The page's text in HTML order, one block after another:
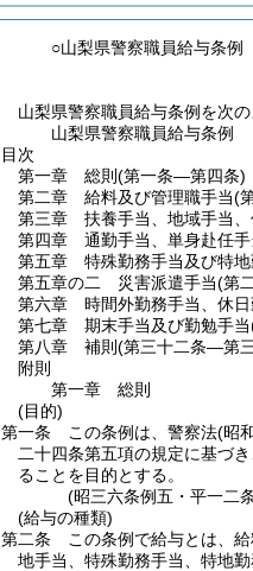
○山梨県警察職員給与条例
山梨県警察職員給与条例を次の
山梨県警察職員給与条例
目次
第一章
総則 (第一条―第四条)
第二章
給料及び管理職手当(
第三章
扶養手当、地域手当
第四章
通勤手当、単身赴任
第五章
特殊勤務手当及び特
第五章の二
災害派遣手当(第
第六章
時間外勤務手当、休
第七章
期末手当及び勤勉手当
第八章
補則 (第三十二条―第
附則
第一章
総則
(目的)
第一条
この条例は、警察法(昭
二十四条第五項の規定に基づ
ることを目的とする。
(昭三六条例五・平一二
(給与の種類)
第二条
この条例で給与とは、
地手当、特殊勤務手当、特地勤